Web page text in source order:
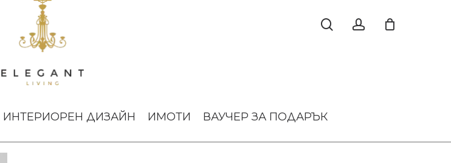
ИНТЕРИОРЕН ДИЗАЙН ИМОТИ ВАУЧЕР ЗА ПОДАРЪК